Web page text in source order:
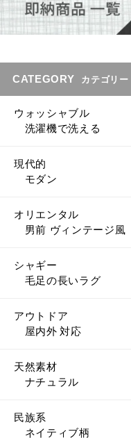
CATEGORY カテゴリー
ウォッシャブル
洗濯機で洗える
現代的
モダン
オリエンタル
男前 ヴィンテージ風
シャギー
毛足の長いラグ
アウトドア
屋内外 対応
天然素材
ナチュラル
民族系
ネイティブ柄